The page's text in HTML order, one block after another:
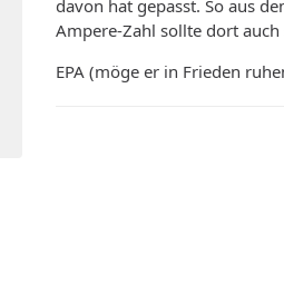
davon hat gepasst. So aus
Ampere-Zahl sollte dort auch
EPA (möge er in Frieden